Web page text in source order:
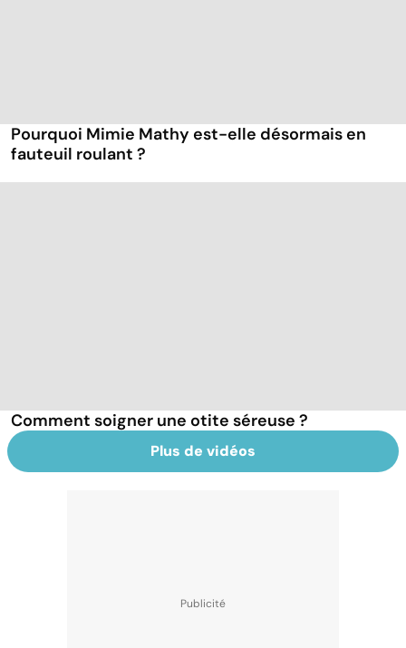
Pourquoi Mimie Mathy est-elle désormais en
fauteuil roulant ?
Comment soigner une otite séreuse ?
Plus de vidéos